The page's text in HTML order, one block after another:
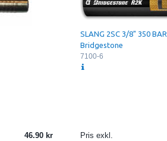
46.90
SLANG 2SC 3/8" 350 BAR
Bridgestone
7100-6
Pris exkl.